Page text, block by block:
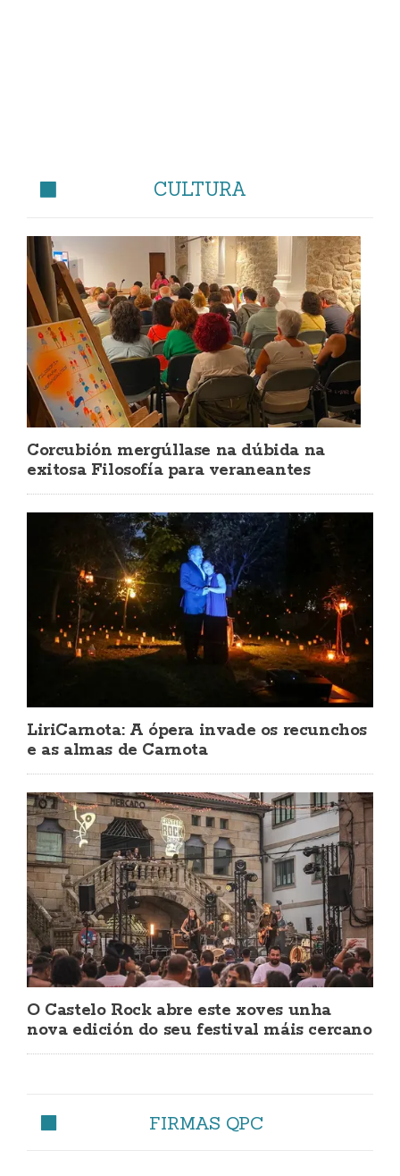
CULTURA
Corcubión mergúllase na dúbida na
exitosa Filosofía para veraneantes
LiriCarnota: A ópera invade os recunchos
e as almas de Carnota
O Castelo Rock abre este xoves unha
nova edición do seu festival máis cercano
FIRMAS QPC